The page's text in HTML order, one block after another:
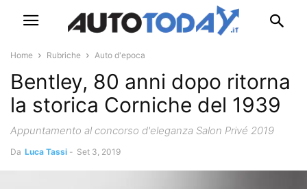
Home Rubriche Auto d'epoca
Bentley, 80 anni dopo ritorna
la storica Corniche del 1939
Appuntamento al concorso d'eleganza Salon Privé 2019
Da Luca Tassi - Set 3, 2019